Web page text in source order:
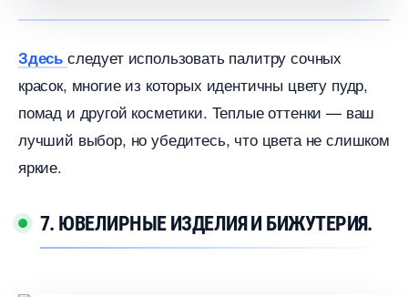
Здесь следует использовать палитру сочных
красок, многие из которых идентичны цвету пудр,
помад и другой косметики. Теплые оттенки — ваш
лучший выбор, но убедитесь, что цвета не слишком
яркие.
7. ЮВЕЛИРНЫЕ ИЗДЕЛИЯ И БИЖУТЕРИЯ.